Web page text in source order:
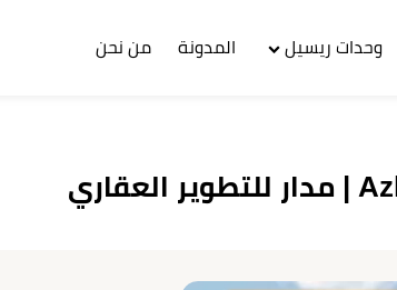
وحدات ريسيل المدونة من نحن